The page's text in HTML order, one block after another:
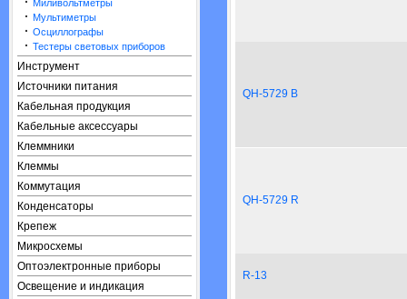
Миливольтметры
· Мультиметры
· Осциллографы
· Тестеры световых приборов
Инструмент
Источники питания
Кабельная продукция
Кабельные аксессуары
Клеммники
Клеммы
Коммутация
Конденсаторы
Крепеж
Микросхемы
Оптоэлектронные приборы
Освещение и индикация
QH-5729 B
QH-5729 R
R-13